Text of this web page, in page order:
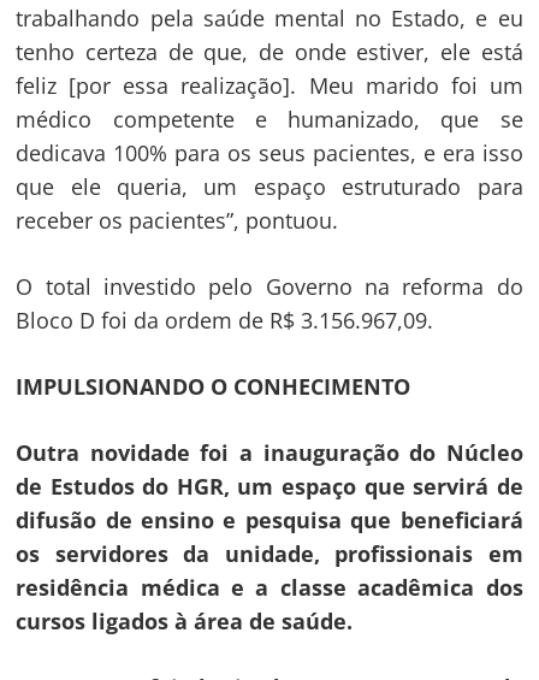
trabalhando pela saúde mental no Estado, e eu
tenho certeza de que, de onde estiver, ele está
feliz [por essa realização]. Meu marido foi um
médico competente e humanizado, que se
dedicava 100% para os seus pacientes, e era isso
que ele queria, um espaço estruturado para
receber os pacientes”, pontuou.
O total investido pelo Governo na reforma do
Bloco D foi da ordem de R$ 3.156.967,09.
IMPULSIONANDO O CONHECIMENTO
Outra novidade foi a inauguração do Núcleo
de Estudos do HGR, um espaço que servirá de
difusão de ensino e pesquisa que beneficiará
os servidores da unidade, profissionais em
residência médica e a classe acadêmica dos
cursos ligados à área de saúde.